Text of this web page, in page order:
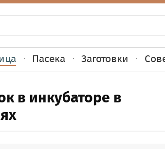
Пасека Заготовки
в инкубаторе в